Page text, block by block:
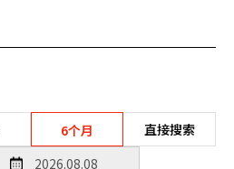
6个月 直接搜索